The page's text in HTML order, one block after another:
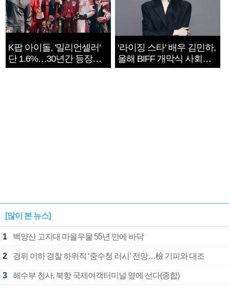
K팝 아이돌, '밀리언셀러'
단 1.6%…30년간 등장
1182개팀 전수조사
‘라이징 스타’ 배우 김민하,
올해 BIFF 개막식 사회자
확정
[많이 본 뉴스]
1 백양산 고지대 마을우물 55년 만에 바닥
2 경위 이하 경찰 하위직 ‘중수청 러시’ 전망…檢 기피와 대조
3 해수부 청사, 북항 국제여객터미널 옆에 선다(종합)